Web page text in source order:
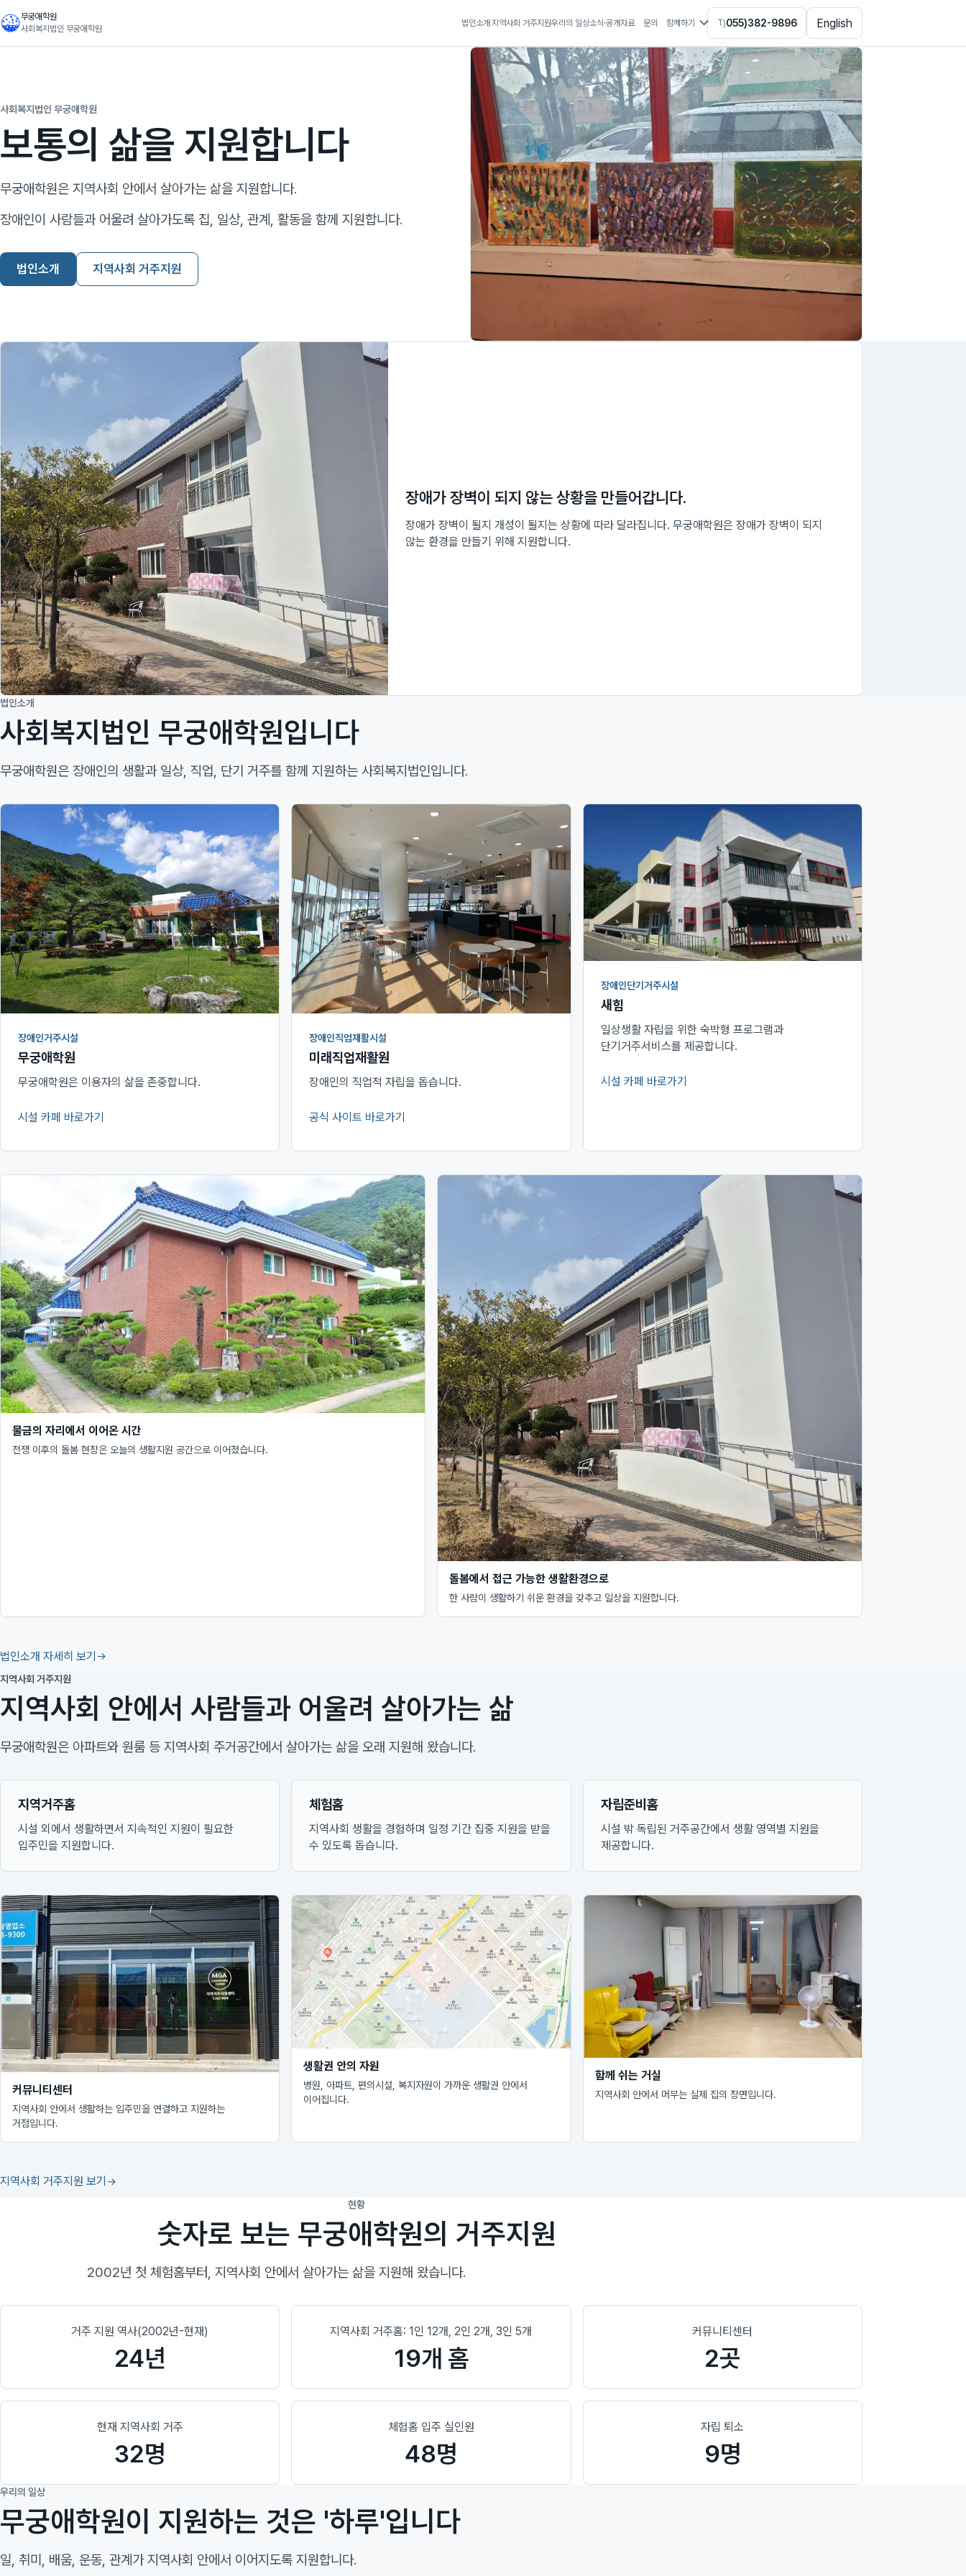
무궁애학원
사회복지법인 무궁애학원
법인소개지역사회 거주지원우리의 일상소식·공개자료 문의 함께하기 T)055)382-9896 English
사회복지법인 무궁애학원
보통의 삶을 지원합니다
무궁애학원은 지역사회 안에서 살아가는 삶을 지원합니다.
장애인이 사람들과 어울려 살아가도록 집, 일상, 관계, 활동을 함께 지원합니다.
법인소개 지역사회 거주지원
장애가 장벽이 되지 않는 상황을 만들어갑니다.
장애가 장벽이 될지 개성이 될지는 상황에 따라 달라집니다. 무궁애학원은 장애가 장벽이 되지
않는 환경을 만들기 위해 지원합니다.
법인소개
사회복지법인 무궁애학원입니다
무궁애학원은 장애인의 생활과 일상, 직업, 단기 거주를 함께 지원하는 사회복지법인입니다.
장애인거주시설
무궁애학원
무궁애학원은 이용자의 삶을 존중합니다.
시설 카페 바로가기
(새 창에서 열림)
장애인직업재활시설
미래직업재활원
장애인의 직업적 자립을 돕습니다.
공식 사이트 바로가기
(새 창에서 열림)
장애인단기거주시설
새힘
일상생활 자립을 위한 숙박형 프로그램과
단기거주서비스를 제공합니다.
시설 카페 바로가기
(새 창에서 열림)
물금의 자리에서 이어온 시간
전쟁 이후의 돌봄 현장은 오늘의 생활지원 공간으로 이어졌습니다.
돌봄에서 접근 가능한 생활환경으로
한 사람이 생활하기 쉬운 환경을 갖추고 일상을 지원합니다.
법인소개 자세히 보기
지역사회 거주지원
지역사회 안에서 사람들과 어울려 살아가는 삶
무궁애학원은 아파트와 원룸 등 지역사회 주거공간에서 살아가는 삶을 오래 지원해 왔습니다.
지역거주홈
시설 외에서 생활하면서 지속적인 지원이 필요한
입주민을 지원합니다.
체험홈
지역사회 생활을 경험하며 일정 기간 집중 지원을 받을
수 있도록 돕습니다.
자립준비홈
시설 밖 독립된 거주공간에서 생활 영역별 지원을
제공합니다.
커뮤니티센터
지역사회 안에서 생활하는 입주민을 연결하고 지원하는
거점입니다.
생활권 안의 자원
병원, 아파트, 편의시설, 복지자원이 가까운 생활권 안에서
이어집니다.
함께 쉬는 거실
지역사회 안에서 머무는 실제 집의 장면입니다.
지역사회 거주지원 보기
현황
숫자로 보는 무궁애학원의 거주지원
2002년 첫 체험홈부터, 지역사회 안에서 살아가는 삶을 지원해 왔습니다.
거주 지원 역사(2002년-현재)
24년
지역사회 거주홈: 1인 12개, 2인 2개, 3인 5개
19개 홈
커뮤니티센터
2곳
현재 지역사회 거주
32명
체험홈 입주 실인원
48명
자립 퇴소
9명
우리의 일상
무궁애학원이 지원하는 것은 '하루'입니다
일, 취미, 배움, 운동, 관계가 지역사회 안에서 이어지도록 지원합니다.